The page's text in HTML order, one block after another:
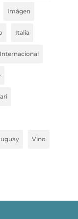
Imágen
Italia
Vino